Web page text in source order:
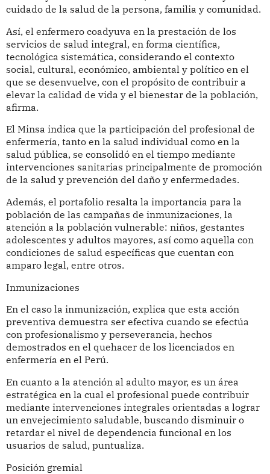
cuidado de la salud de la persona, familia y comunidad.
Así, el enfermero coadyuva en la prestación de los
servicios de salud integral, en forma científica,
tecnológica sistemática, considerando el contexto
social, cultural, económico, ambiental y político en el
que se desenvuelve, con el propósito de contribuir a
elevar la calidad de vida y el bienestar de la población,
afirma.
El Minsa indica que la participación del profesional de
enfermería, tanto en la salud individual como en la
salud pública, se consolidó en el tiempo mediante
intervenciones sanitarias principalmente de promoción
de la salud y prevención del daño y enfermedades.
Además, el portafolio resalta la importancia para la
población de las campañas de inmunizaciones, la
atención a la población vulnerable: niños, gestantes
adolescentes y adultos mayores, así como aquella con
condiciones de salud específicas que cuentan con
amparo legal, entre otros.
Inmunizaciones
En el caso la inmunización, explica que esta acción
preventiva demuestra ser efectiva cuando se efectúa
con profesionalismo y perseverancia, hechos
demostrados en el quehacer de los licenciados en
enfermería en el Perú.
En cuanto a la atención al adulto mayor, es un área
estratégica en la cual el profesional puede contribuir
mediante intervenciones integrales orientadas a lograr
un envejecimiento saludable, buscando disminuir o
retardar el nivel de dependencia funcional en los
usuarios de salud, puntualiza.
Posición gremial